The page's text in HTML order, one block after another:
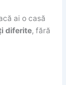
ai o casă
diferite, fără